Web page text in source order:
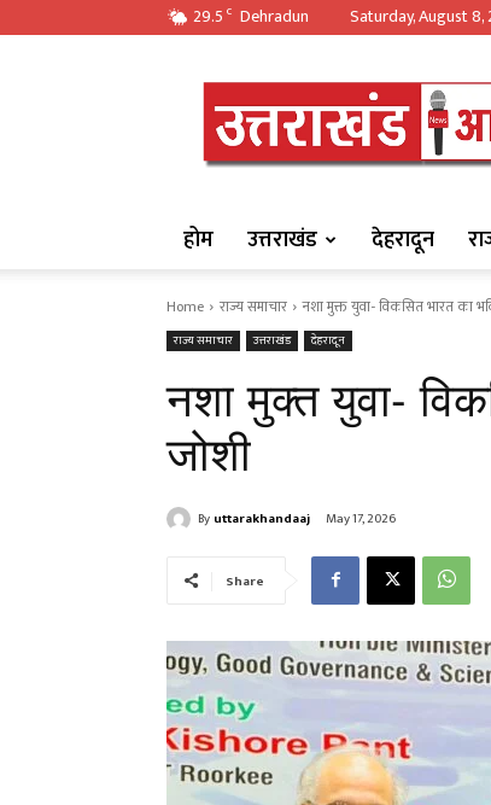
29.5 C Dehradun Saturday, August 8,
https://
होम उत्तराखंड देहरादून
Home राज्य समाचार नशा मुक्त युवा- विकसित भारत का
राज्य समाचार उत्तराखंड देहरादून
नशा मुक्त युवा-
जोशी
By uttarakhandaaj May 17, 2026
Share